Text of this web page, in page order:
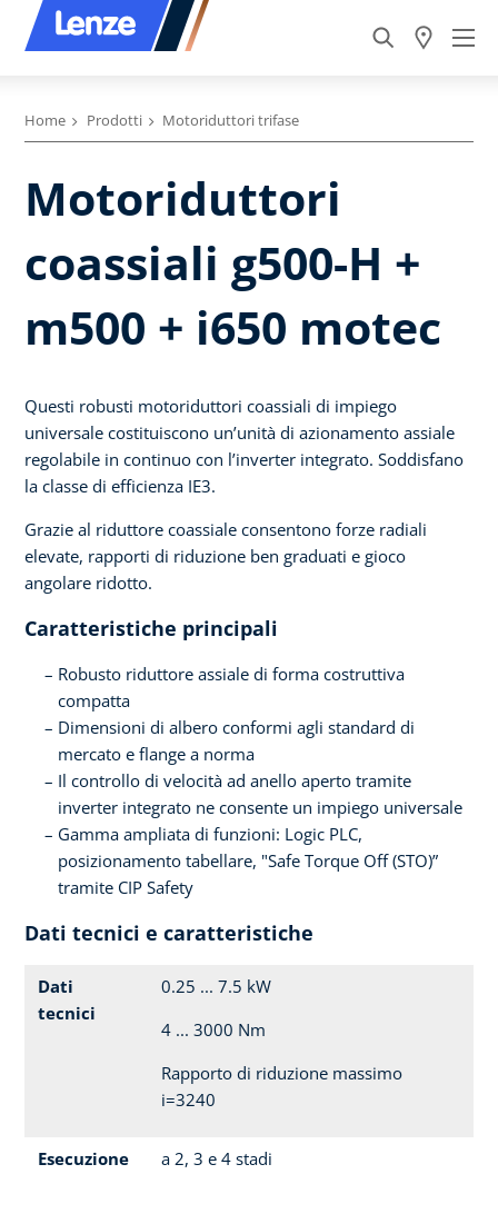
Home Prodotti Motoriduttori trifase
Motoriduttori
coassiali g500-H +
m500 + i650 motec
Questi robusti motoriduttori coassiali di impiego
universale costituiscono un’unità di azionamento assiale
regolabile in continuo con l’inverter integrato. Soddisfano
la classe di efficienza IE3.
Grazie al riduttore coassiale consentono forze radiali
elevate, rapporti di riduzione ben graduati e gioco
angolare ridotto.
Caratteristiche principali
Robusto riduttore assiale di forma costruttiva
compatta
Dimensioni di albero conformi agli standard di
mercato e flange a norma
Il controllo di velocità ad anello aperto tramite
inverter integrato ne consente un impiego universale
Gamma ampliata di funzioni: Logic PLC,
posizionamento tabellare, "Safe Torque Off (STO)”
tramite CIP Safety
Dati tecnici e caratteristiche
Dati
tecnici
0.25 ... 7.5 kW
4 ... 3000 Nm
Rapporto di riduzione massimo
i=3240
Esecuzione a 2, 3 e 4 stadi